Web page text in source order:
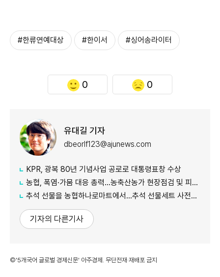
#한류연예대상 #한이서 #싱어송라이터
0 0
유대길 기자
dbeorlf123@ajunews.com
KPR, 광복 80년 기념사업 공로로 대통령표창 수상
농협, 폭염·가뭄 대응 총력...농축산농가 현장점검 및 피해 예방 강화
추석 선물을 농협하나로마트에서…추석 선물세트 사전예약 실시
기자의 다른기사
©'5개국어 글로벌 경제신문' 아주경제. 무단전재·재배포 금지